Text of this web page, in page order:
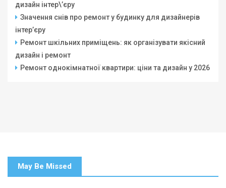
дизайн інтер\’єру
Значення снів про ремонт у будинку для дизайнерів
інтер’єру
Ремонт шкільних приміщень: як організувати якісний
дизайн і ремонт
Ремонт однокімнатної квартири: ціни та дизайн у 2026
May Be Missed